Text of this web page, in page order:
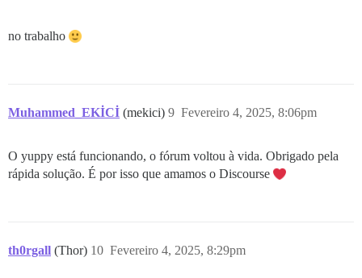
no trabalho
Muhammed_EKİCİ (mekici) Fevereiro 4, 2025, 8:06pm
9
O yuppy está funcionando, o fórum voltou à vida. Obrigado pela
rápida solução. É por isso que amamos o Discourse
th0rgall (Thor) Fevereiro 4, 2025, 8:29pm
10